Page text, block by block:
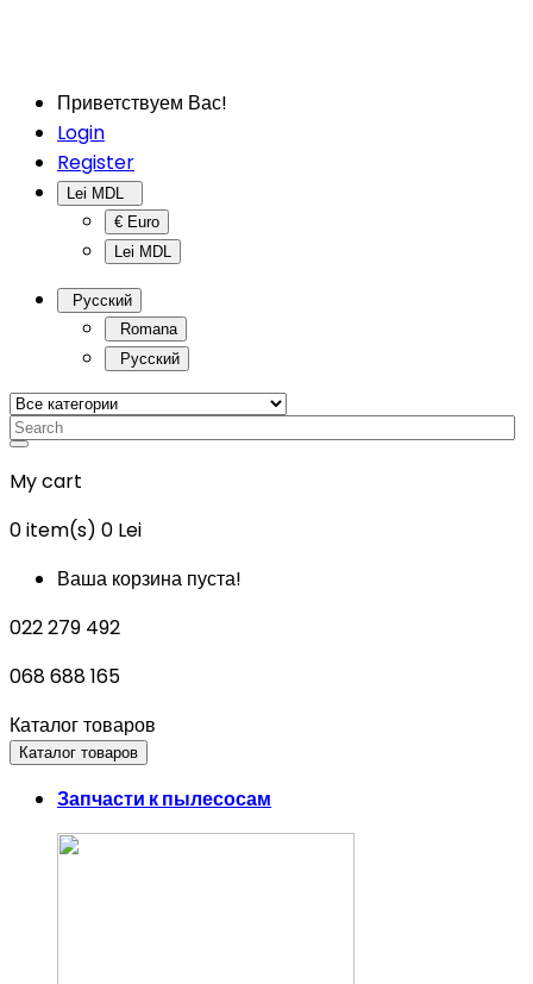
Приветствуем Вас!
Login
Register
€ Euro
Lei MDL
Русский
Romana
Русский
My cart
0item(s) 0 Lei
Ваша корзина пуста!
022 279 492
068 688 165
Каталог товаров
Каталог товаров
Запчасти к пылесосам